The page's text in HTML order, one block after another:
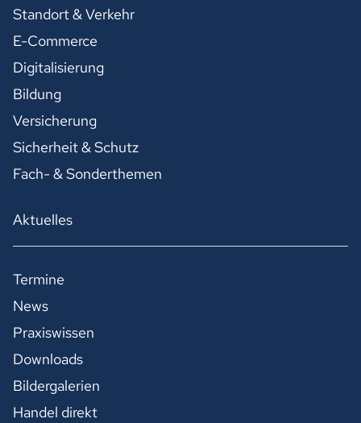
Standort & Verkehr
E-Commerce
Digitalisierung
Bildung
Versicherung
Sicherheit & Schutz
Fach- & Sonderthemen
Aktuelles
Termine
News
Praxiswissen
Downloads
Bildergalerien
Handel direkt